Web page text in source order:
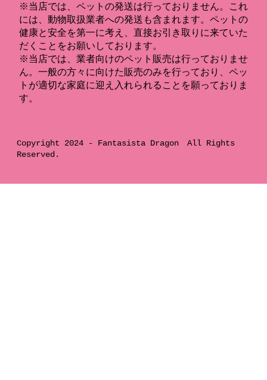
※当店では、ペットの発送は行っておりません。これ
には、動物取扱業者への発送も含まれます。ペットの
健康と安全を第一に考え、直接お引き取りに来ていた
だくことをお願いしております。
※当店では、業者向けのペット販売は行っておりませ
ん。一般の方々に向けた販売のみを行っており、ペッ
トが適切な家庭に迎え入れられることを願っておりま
す。
Copyright 2024 - Fantasista DragonAll Rights
Reserved.